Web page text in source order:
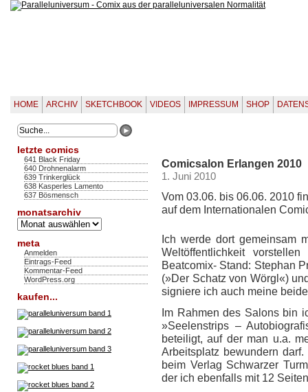
HOME ARCHIV SKETCHBOOK VIDEOS IMPRESSUM SHOP
letzte comics
641 Black Friday
640 Drohnenalarm
639 Trinkerglück
638 Kasperles Lamento
637 Bösmensch
monatsarchiv
Monatsarchiv
meta
Anmelden
Eintrags-Feed
Kommentar-Feed
WordPress.org
kaufen...
Comicsalon Erlangen 2010
1. Juni 2010
Vom 03.06. bis 06.06. 2010
auf dem Internationalen
Ich werde dort gemeinsam
Weltöffentlichkeit
Beatcomix- Stand: Stephan
(»Der Schatz von Wörgl«)
signiere ich auch meine
Im Rahmen des Salons bin
»Seelenstrips –
beteiligt, auf der man u.a.
Arbeitsplatz bewundern
beim Verlag Schwarzer
der ich ebenfalls mit 12